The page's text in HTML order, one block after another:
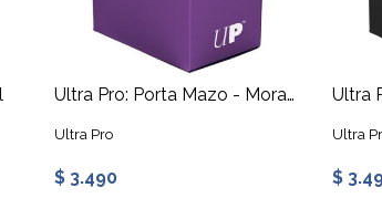
Ultra Pro: Porta Mazo - Morada
Ultra Pro
$ 3.490
Ultra
Ultra
$